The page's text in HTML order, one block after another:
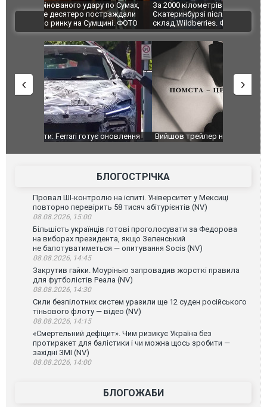
За 2000 кілометрів від кордону з Україною: в
Єкатеринбурзі після атаки дронів загорівся
склад Wildberries. ФОТО. ВІДЕО
"Мої
ВІДЕО
Вийшов трейлер нової екранізації легендарного
БЛОГОСТРІЧКА
Провал ШІ-контролю на іспиті. Університет у Мексиці
повторно перевірить 58 тисяч абітурієнтів (NV)
08.08.2026, 15:00
Більшість українців готові проголосувати за Федорова
на виборах президента, якщо Зеленський
не балотуватиметься — опитування Socis (NV)
08.08.2026, 14:45
Закрутив гайки. Моурінью запровадив жорсткі правила
для футболістів Реала (NV)
08.08.2026, 14:30
Сили безпілотних систем уразили ще 12 суден російського
тіньового флоту — відео (NV)
08.08.2026, 14:15
«Смертельний дефіцит». Чим ризикує Україна без
протиракет для балістики і чи можна щось зробити —
західні ЗМІ (NV)
08.08.2026, 14:00
БЛОГОЖАБИ